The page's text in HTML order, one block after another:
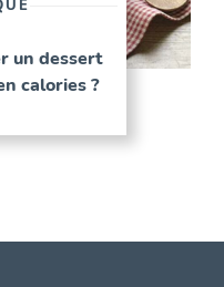
un dessert
calories ?